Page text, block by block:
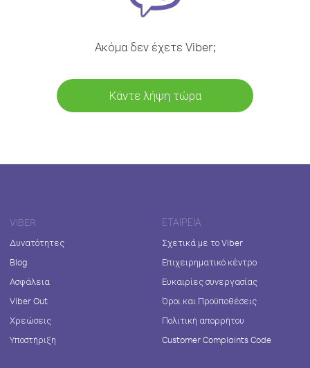
Ακόμα δεν έχετε Viber;
Κάντε λήψη τώρα
VIBER
Δυνατότητες
Blog
Ασφάλεια
Viber Out
Χρεώσεις
Υποστήριξη
ΕΤΑΙΡΕΊΑ
Σχετικά με το Viber
Επιχειρηματικό κέντρο
Ευκαιρίες συνεργασίας
Όροι και Προϋποθέσεις
Πολιτική απορρήτου
Customer Complaints Code